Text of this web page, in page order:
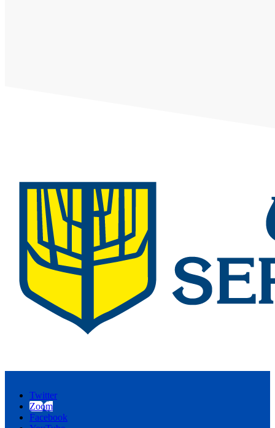
Twitter
Zoom
Facebook